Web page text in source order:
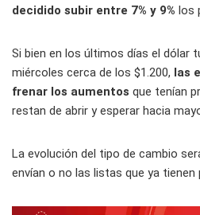
decidido subir entre 7% y 9% los
Si bien en los últimos días el dólar
miércoles cerca de los $1.200, las
frenar los aumentos que tenían
restan de abrir y esperar hacia
La evolución del tipo de cambio
envían o no las listas que ya tienen